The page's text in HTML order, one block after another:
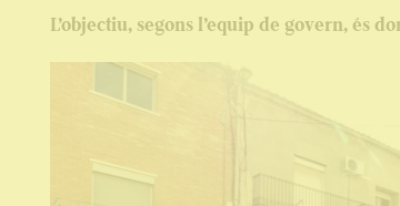
L’objectiu, segons l’equip de govern, és